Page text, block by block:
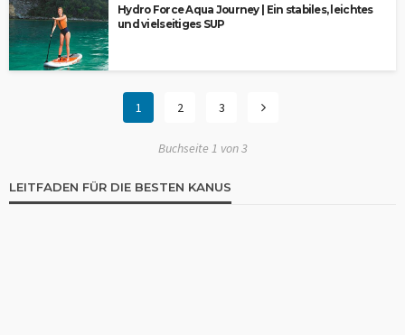
Hydro Force Aqua Journey | Ein stabiles, leichtes
und vielseitiges SUP
1 2 3
Buchseite 1 von 3
LEITFADEN FÜR DIE BESTEN KANUS